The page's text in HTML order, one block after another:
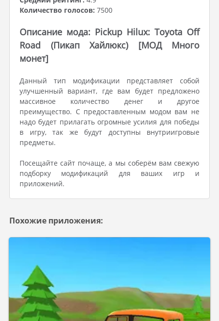
Количество голосов: 7500
Описание мода: Pickup Hilux: Toyota Off
Road (Пикап Хайлюкс) [МОД Много
монет]
Данный тип модификации представляет собой
улучшенный вариант, где вам будет предложено
массивное количество денег и другое
преимущество. С предоставленным модом вам не
надо будет прилагать огромные усилия для победы
в игру, так же будут доступны внутриигровые
предметы.
Посещайте сайт почаще, а мы соберём вам свежую
подборку модификаций для ваших игр и
приложений.
Похожие приложения: